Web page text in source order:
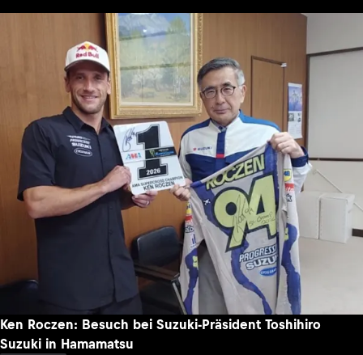
Ken Roczen: Besuch bei Suzuki-Präsident Toshihiro
Suzuki in Hamamatsu